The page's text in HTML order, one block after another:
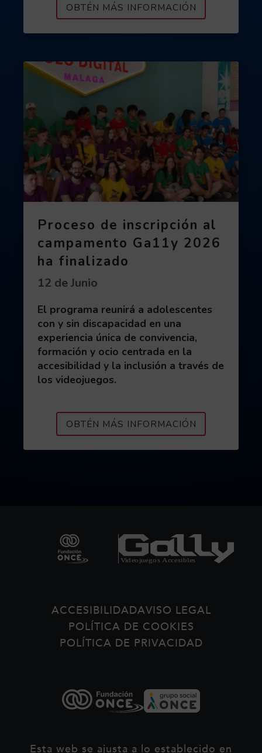
OBTÉN MÁS INFORMACIÓN
Proceso de inscripción al
campamento Ga11y 2026
ha finalizado
Fecha de publicación:
12 de Junio
El programa reunirá a adolescentes
con y sin discapacidad en una
experiencia única de convivencia,
formación y ocio centrada en la
accesibilidad y la inclusión a través de
los videojuegos.
OBTÉN MÁS INFORMACIÓN
ACCESIBILIDADAVISO LEGAL
POLÍTICA DE COOKIES
POLÍTICA DE PRIVACIDAD
Esta web se ajusta a lo establecido en